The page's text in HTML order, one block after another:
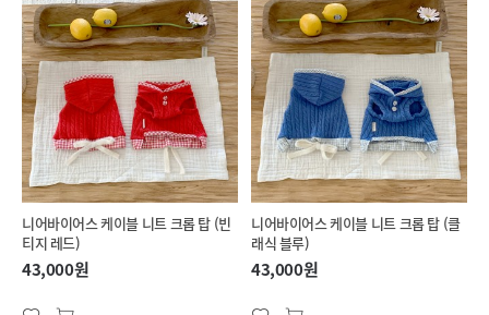
니어바이어스 케이블 니트 크롭 탑 (빈
티지 레드)
43,000원
니어바이어스 케이블 니트 크롭 탑 (클
래식 블루)
43,000원